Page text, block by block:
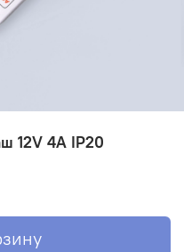
12V 4A IP20